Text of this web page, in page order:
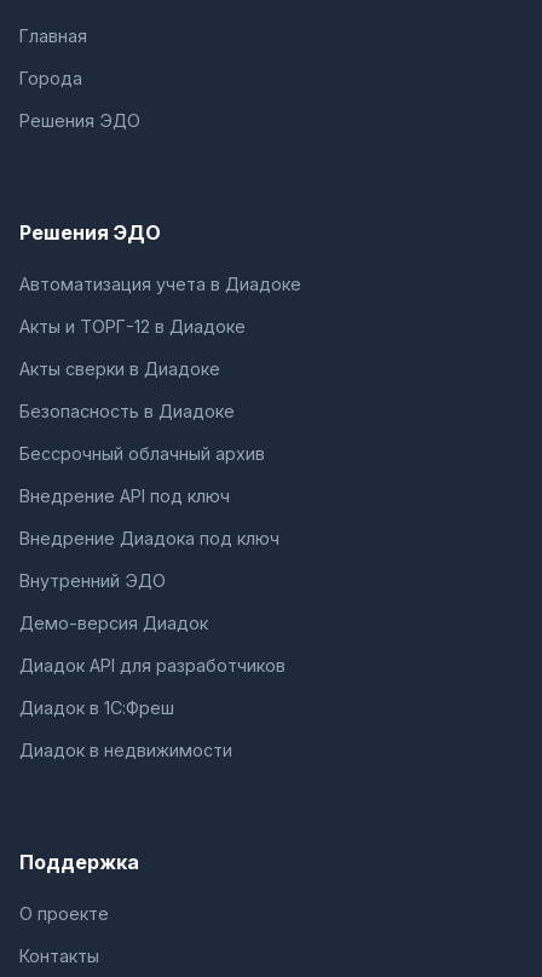
Главная
Города
Решения ЭДО
Решения ЭДО
Автоматизация учета в Диадоке
Акты и ТОРГ-12 в Диадоке
Акты сверки в Диадоке
Безопасность в Диадоке
Бессрочный облачный архив
Внедрение API под ключ
Внедрение Диадока под ключ
Внутренний ЭДО
Демо-версия Диадок
Диадок API для разработчиков
Диадок в 1С:Фреш
Диадок в недвижимости
Поддержка
О проекте
Контакты